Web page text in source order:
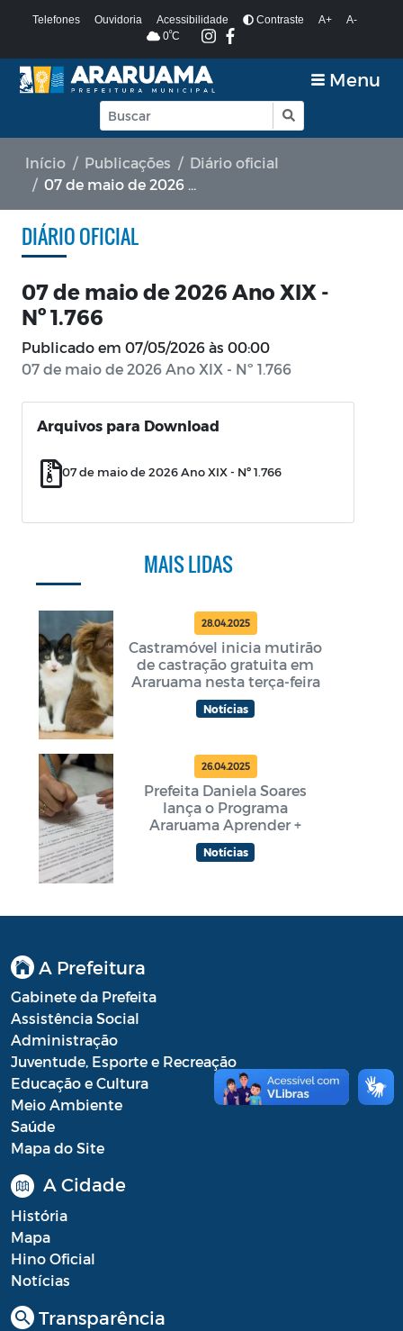
Telefones Ouvidoria Acessibilidade Contraste A+
A-
0ºC
Menu
Início Publicações
Diário oficial
07 de maio de 2026 Ano XIX - Nº 1.766
DIÁRIO OFICIAL
07 de maio de 2026 Ano XIX -
Nº 1.766
Publicado em 07/05/2026 às 00:00
07 de maio de 2026 Ano XIX - Nº 1.766
Arquivos para Download
07 de maio de 2026 Ano XIX - Nº 1.766
MAIS LIDAS
28.04.2025
Castramóvel inicia mutirão
de castração gratuita em
Araruama nesta terça-feira
Notícias
26.04.2025
Prefeita Daniela Soares
lança o Programa
Araruama Aprender +
Notícias
A Prefeitura
Gabinete da Prefeita
Assistência Social
Administração
Juventude, Esporte e Recreação
Educação e Cultura
Meio Ambiente
Saúde
Mapa do Site
A Cidade
História
Mapa
Hino Oficial
Notícias
Transparência